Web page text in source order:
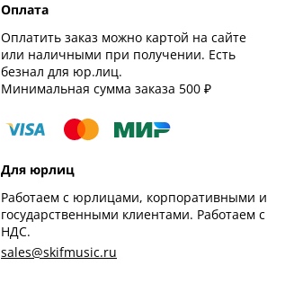
Оплата
Оплатить заказ можно картой на сайте
или наличными при получении. Есть
безнал для юр.лиц.
Минимальная сумма заказа 500 ₽
Для юрлиц
Работаем с юрлицами, корпоративными и
государственными клиентами. Работаем с
НДС.
sales@skifmusic.ru